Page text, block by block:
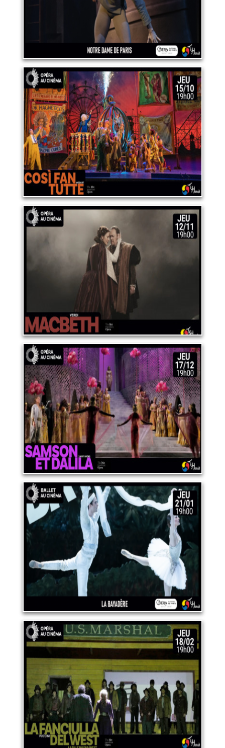
OPERA "COSÌ FAN TUTTE"
15 octobre 2026
LIRE PLUS
OPERA "MACBETH"
LIRE PLUS
OPERA "SAMSON ET
DALILA"
17 décembre 2026
LIRE PLUS
BALLET "LA BAYADÈRE"
21 janvier 2027
LIRE PLUS
OPERA "LA FANCIULLA DEL
WEST (La fille du Far-West)"
18 février 2027
LIRE PLUS